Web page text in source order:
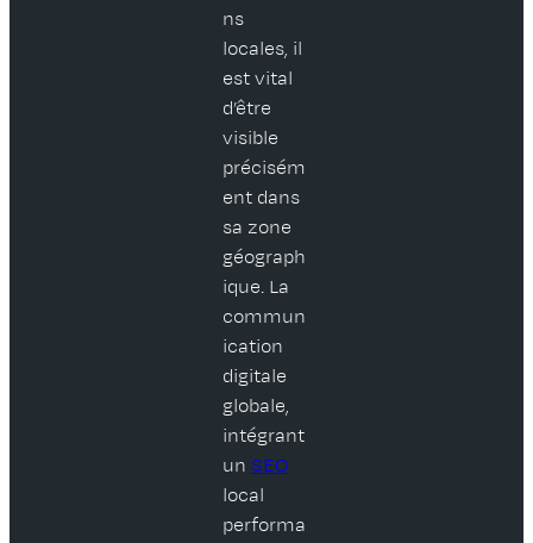
ns
locales, il
est vital
d’être
visible
précisém
ent dans
sa zone
géograph
ique. La
commun
ication
digitale
globale,
intégrant
un SEO
local
performa